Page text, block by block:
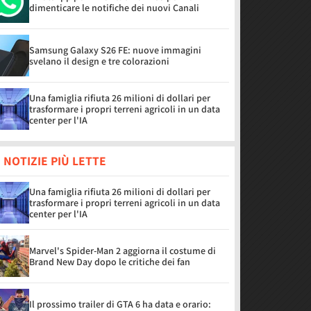
dimenticare le notifiche dei nuovi Canali
Samsung Galaxy S26 FE: nuove immagini
svelano il design e tre colorazioni
Una famiglia rifiuta 26 milioni di dollari per
trasformare i propri terreni agricoli in un data
center per l'IA
NOTIZIE PIÙ LETTE
Una famiglia rifiuta 26 milioni di dollari per
trasformare i propri terreni agricoli in un data
center per l'IA
Marvel's Spider-Man 2 aggiorna il costume di
Brand New Day dopo le critiche dei fan
Il prossimo trailer di GTA 6 ha data e orario: